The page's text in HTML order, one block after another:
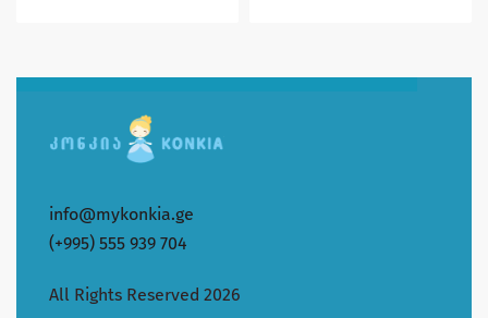
info@mykonkia.ge
(+995) 555 939 704
All Rights Reserved 2026